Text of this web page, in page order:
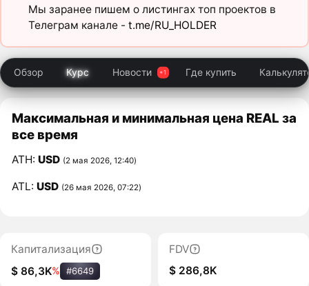
Мы заранее пишем о листингах топ проектов в
Телеграм канале - t.me/RU_HOLDER
Обзор Курс Новости Где купить
Максимальная и минимальная цена REAL за
все время
ATH:USD (2 мая 2026, 12:40)
ATL:USD (26 мая 2026, 07:22)
Капитализация
$ 86,3K% #6649
FDV
$ 286,8K